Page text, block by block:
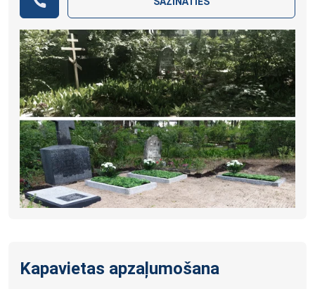
Kapavietas apzaļumošana